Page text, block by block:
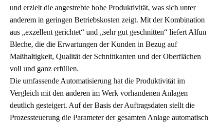
und erzielt die angestrebte hohe Produktivität, was sich unter
anderem in geringen Betriebskosten zeigt. Mit der Kombination
aus „exzellent gerichtet“ und „sehr gut geschnitten“ liefert Alfun
Bleche, die die Erwartungen der Kunden in Bezug auf
Maßhaltigkeit, Qualität der Schnittkanten und der Oberflächen
voll und ganz erfüllen.
Die umfassende Automatisierung hat die Produktivität im
Vergleich mit den anderen im Werk vorhandenen Anlagen
deutlich gesteigert. Auf der Basis der Auftragsdaten stellt die
Prozessteuerung die Parameter der gesamten Anlage automatisch